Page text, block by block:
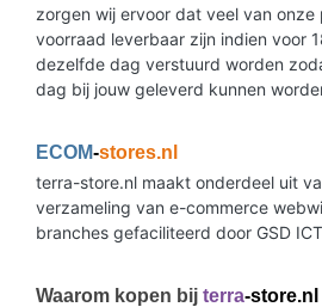
zorgen wij ervoor dat veel van
voorraad leverbaar zijn indien voor
dezelfde dag verstuurd worden
dag bij jouw geleverd kunnen
ECOM-stores.nl
terra-store.nl maakt onderdeel uit
verzameling van e-commerce
branches gefaciliteerd door GSD
Waarom kopen bij terra-store.nl